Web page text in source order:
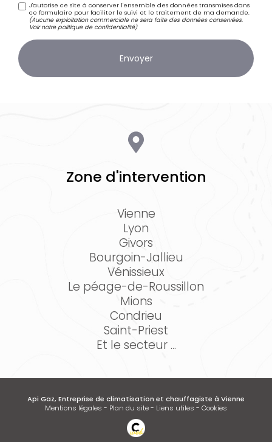
J'autorise ce site à conserver l'ensemble des données transmises dans
ce formulaire pour faciliter le suivi et le traitement de ma demande.
(Aucune exploitation commerciale ne sera faite des données conservées.
Voir notrepolitique de confidentialité)
Zone d'intervention
Vienne
Lyon
Givors
Bourgoin-Jallieu
Vénissieux
Le péage-de-Roussillon
Mions
Condrieu
Saint-Priest
Et le secteur ...
Api Gaz, Entreprise de climatisation et chauffagiste à Vienne
Mentions légales - Plan du site- Liens utiles - Cookies